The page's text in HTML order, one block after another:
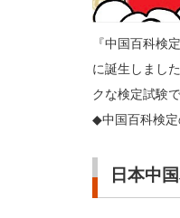
『中国百科検
に誕生しまし
クな検定試験で
◆中国百科検
日本中